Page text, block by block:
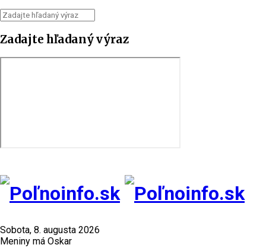
Zadajte hľadaný výraz
Sobota, 8. augusta 2026
Meniny má Oskar